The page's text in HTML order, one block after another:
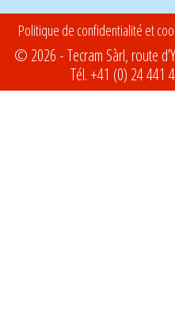
Politique de confidentialité et
© 2026 - Tecram Sàrl, route
Tél. +41 (0) 24 441